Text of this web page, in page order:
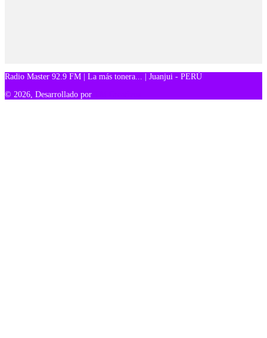
Radio Master 92.9 FM | La más tonera... | Juanjui - PERÚ
© 2026, Desarrollado por